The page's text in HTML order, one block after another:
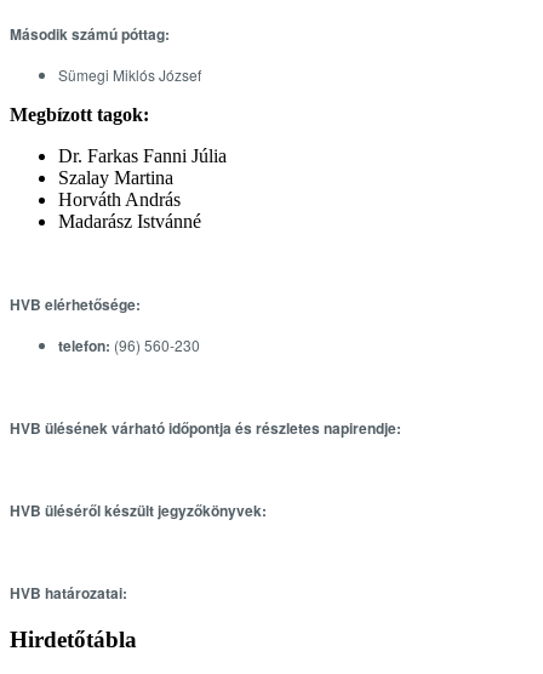
Második számú póttag:
Sümegi Miklós József
Megbízott tagok:
Dr. Farkas Fanni Júlia
Szalay Martina
Horváth András
Madarász Istvánné
HVB elérhetősége:
telefon: (96) 560-230
HVB ülésének várható időpontja és részletes napirendje:
HVB üléséről készült jegyzőkönyvek:
HVB határozatai:
Hirdetőtábla